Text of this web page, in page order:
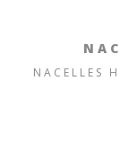
NACELLES